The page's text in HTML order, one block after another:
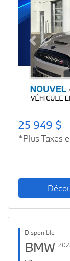
Previous
25 949 $
*Plus Taxes
Disponible
BMW